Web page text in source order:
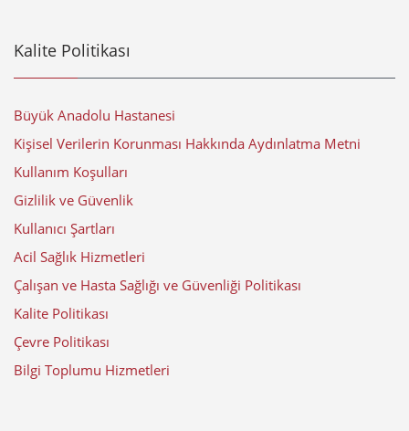
Kalite Politikası
Büyük Anadolu Hastanesi
Kişisel Verilerin Korunması Hakkında Aydınlatma Metni
Kullanım Koşulları
Gizlilik ve Güvenlik
Kullanıcı Şartları
Acil Sağlık Hizmetleri
Çalışan ve Hasta Sağlığı ve Güvenliği Politikası
Kalite Politikası
Çevre Politikası
Bilgi Toplumu Hizmetleri